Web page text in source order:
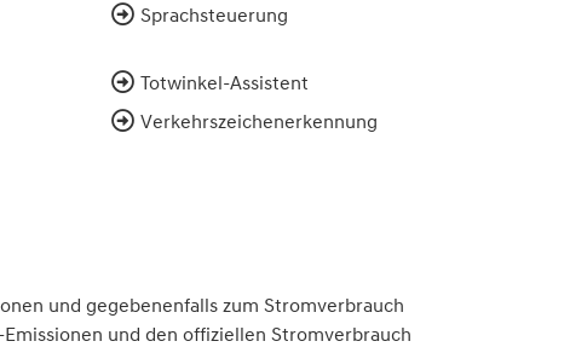
Sprachsteuerung
Totwinkel-Assistent
Verkehrszeichenerkennung
und gegebenenfalls zum Stromverbrauch
-Emissionen und den offiziellen Stromverbrauch